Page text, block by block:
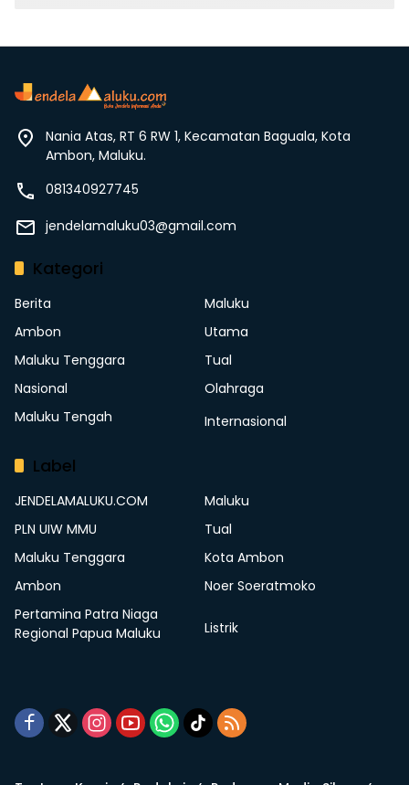
Nania Atas, RT 6 RW 1, Kecamatan Baguala, Kota
Ambon, Maluku.
081340927745
jendelamaluku03@gmail.com
Kategori
Berita
Maluku
Ambon
Utama
Maluku Tenggara
Tual
Nasional
Olahraga
Maluku Tengah
Internasional
Label
JENDELAMALUKU.COM
Maluku
PLN UIW MMU
Tual
Maluku Tenggara
Kota Ambon
Ambon
Noer Soeratmoko
Pertamina Patra Niaga
Regional Papua Maluku
Listrik